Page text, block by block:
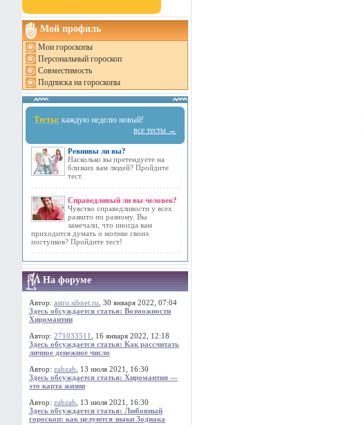
Мой профиль
Мои гороскопы
Персональный гороскоп
Совместимость
Подписка на гороскопы
Тесты: каждую неделю новый!
все тесты →
Ревнивы ли вы?
Насколько вы претендуете на
близких вам людей? Пройдите
тест.
Справедливый ли вы человек?
Чувство справедливости у всех
развито по разному. Вы
замечали, что иногда вам
приходится думать о мотиве своих
поступков? Пройдите тест!
На форуме
Автор: astro.sibnet.ru , 30 января 2022, 07:04
Здесь обсуждается статья: Возможности
Хиромантии
Автор: 271033511
, 16 января 2022, 12:18
Здесь обсуждается статья: Как рассчитать
личное денежное число
Автор: zabzab , 13 июля 2021, 16:30
Здесь обсуждается статья: Хиромантия —
это карта жизни
Автор: zabzab , 13 июля 2021, 16:30
Здесь обсуждается статья: Любовный
гороскоп: как целуются знаки Зодиака